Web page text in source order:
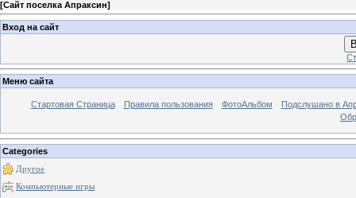
[Сайт поселка Апраксин]
Вход на сайт
Меню сайта
Стартовая Страница Правила пользования ФотоАльбом
Подслушано в
Categories
Другое
Компьютерные игры